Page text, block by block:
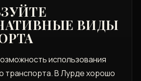
ВИДЫ
использования
транспорта. В Лурде хорошо